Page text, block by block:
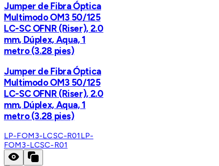
Jumper de Fibra Óptica
Multimodo OM3 50/125
LC-SC OFNR (Riser), 2.0
mm, Dúplex, Aqua, 1
metro (3.28 pies)
Jumper de Fibra Óptica
Multimodo OM3 50/125
LC-SC OFNR (Riser), 2.0
mm, Dúplex, Aqua, 1
metro (3.28 pies)
LP-FOM3-LCSC-R01 LP-
FOM3-LCSC-R01